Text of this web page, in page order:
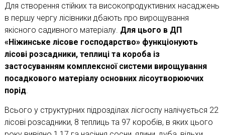
Для створення стійких та високопродуктивних насаджень
в першу чергу лісівники дбають про вирощування
якісного садивного матеріалу. Для цього в ДП
«Ніжинське лісове господарство» функціонують
лісові розсадники, теплиці та короба із
застосуванням комплексної системи вирощування
посадкового матеріалу основних лісоутворюючих
порід.
Всього у структурних підрозділах лісгоспу налічується 22
лісові розсадники, 8 теплиць та 97 коробів, в яких цього